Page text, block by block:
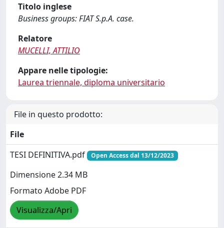
Titolo inglese
Business groups: FIAT S.p.A. case.
Relatore
MUCELLI, ATTILIO
Appare nelle tipologie:
Laurea triennale, diploma universitario
File in questo prodotto:
File
TESI DEFINITIVA.pdf
Open Access dal 13/12/2023
Dimensione 2.34 MB
Formato Adobe PDF
Visualizza/Apri